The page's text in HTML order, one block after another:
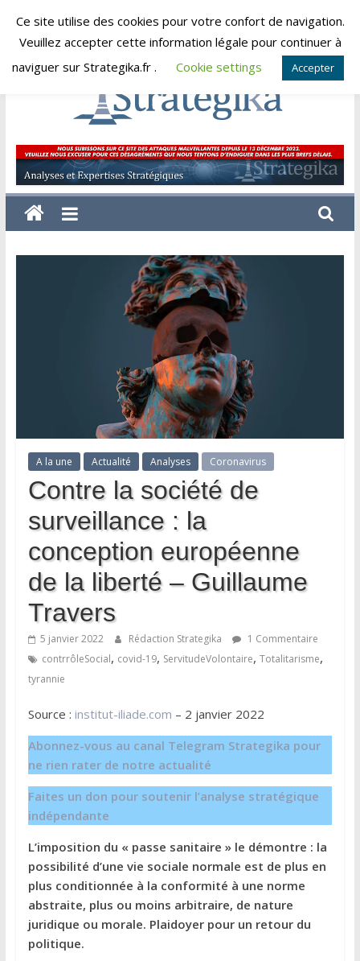
Skip
vendredi, août 7, 2026
Strategika
Expertise
et
Analyses
A la une Actualité Analyses Coronavirus
Contre la société de
surveillance : la
conception européenne
de la liberté – Guillaume
Travers
5 janvier 2022 Rédaction Strategika
1 Commentaire
contrrôleSocial, covid-19, ServitudeVolontaire, Totalitarisme,
tyrannie
Source : institut-iliade.com – 2 janvier 2022
Abonnez-vous au canal Telegram Strategika pour
ne rien rater de notre actualité
Faites un don pour soutenir l’analyse stratégique
indépendante
L’imposition du « passe sanitaire » le démontre : la
possibilité d’une vie sociale normale est de plus en
plus conditionnée à la conformité à une norme
abstraite, plus ou moins arbitraire, de nature
juridique ou morale. Plaidoyer pour un retour du
politique.
Ce site utilise des cookies pour votre confort de navigation.
Veuillez accepter cette information légale pour continuer à
naviguer sur Strategika.fr .
Cookie settings Accepter